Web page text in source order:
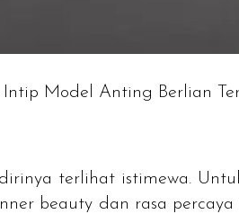
Model Anting Berlian
terlihat istimewa.
beauty dan rasa